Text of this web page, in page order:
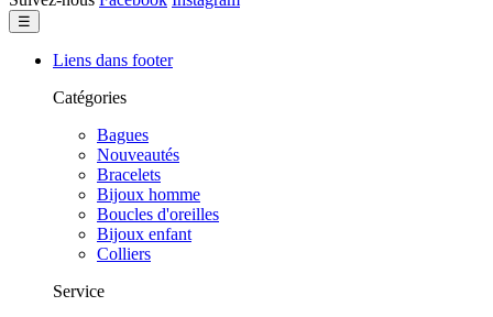
Basculer
la
navigation
☰
Liens dans footer
Catégories
Bagues
Nouveautés
Bracelets
Bijoux homme
Boucles d'oreilles
Bijoux enfant
Colliers
Service